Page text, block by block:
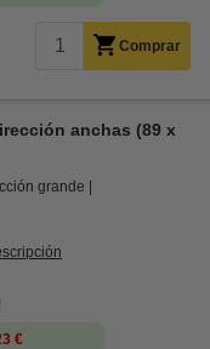
Comprar
anchas (89 x
grande
€